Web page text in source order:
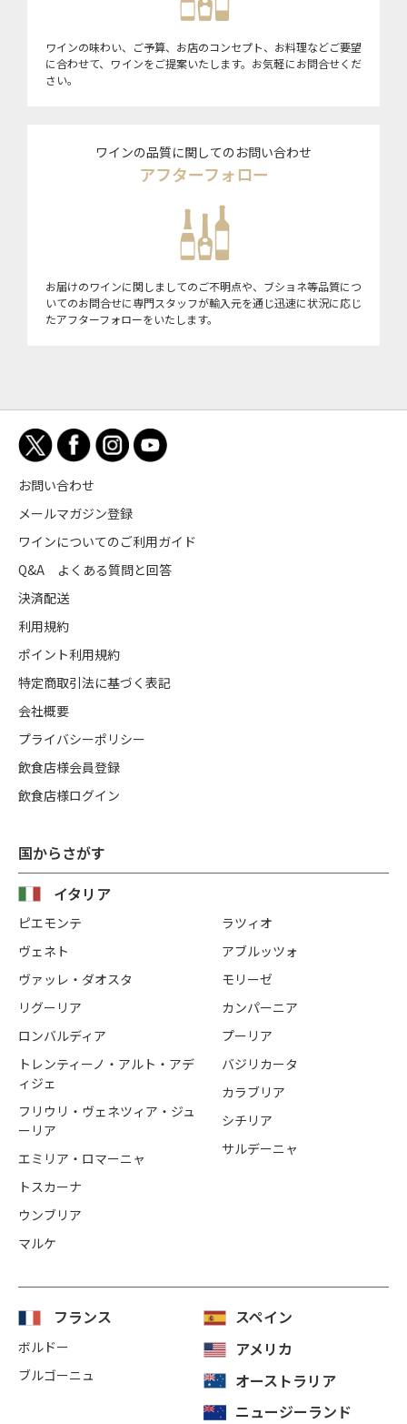
ワインの味わい、ご予算、お店のコンセプト、お料理などご要望
に合わせて、ワインをご提案いたします。お気軽にお問合せくだ
さい。
ワインの品質に関してのお問い合わせ
アフターフォロー
お届けのワインに関しましてのご不明点や、ブショネ等品質につ
いてのお問合せに専門スタッフが輸入元を通じ迅速に状況に応じ
たアフターフォローをいたします。
国からさがす
イタリア
ピエモンテ
ヴェネト
ヴァッレ・ダオスタ
リグーリア
ロンバルディア
トレンティーノ・アルト・アデ
ィジェ
フリウリ・ヴェネツィア・ジュ
ーリア
エミリア・ロマーニャ
トスカーナ
ウンブリア
マルケ
ラツィオ
アブルッツォ
モリーゼ
カンパーニア
プーリア
バジリカータ
カラブリア
シチリア
サルデーニャ
フランス
ボルドー
ブルゴーニュ
スペイン
アメリカ
オーストラリア
ニュージーランド
お問い合わせ
メールマガジン登録
ワインについてのご利用ガイド
Q&A よくある質問と回答
決済配送
利用規約
ポイント利用規約
特定商取引法に基づく表記
会社概要
プライバシーポリシー
飲食店様会員登録
飲食店様ログイン